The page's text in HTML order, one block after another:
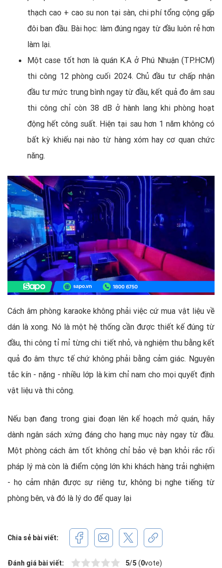
thạch cao + cao su non tại sàn, chi phí tổng cộng gấp
đôi ban đầu. Bài học: làm đúng ngay từ đầu luôn rẻ hơn
làm lại.
Một case tốt hơn là quán K.A ở Phú Nhuận (TP.HCM)
thi công 12 phòng cuối 2024. Chủ đầu tư chấp nhận
đầu tư mức trung bình ngay từ đầu, kết quả đo âm sau
thi công chỉ còn 38 dB ở hành lang khi phòng hoạt
động hết công suất. Hiện tại sau hơn 1 năm không có
bất kỳ khiếu nại nào từ hàng xóm hay cơ quan chức
năng.
Cách âm phòng karaoke không phải việc cứ mua vật liệu về
dán là xong. Nó là một hệ thống cần được thiết kế đúng từ
đầu, thi công tỉ mỉ từng chi tiết nhỏ, và nghiệm thu bằng kết
quả đo âm thực tế chứ không phải bằng cảm giác. Nguyên
tắc kín - nặng - nhiều lớp là kim chỉ nam cho mọi quyết định
vật liệu và thi công.
Nếu bạn đang trong giai đoạn lên kế hoạch mở quán, hãy
dành ngân sách xứng đáng cho hạng mục này ngay từ đầu.
Một phòng cách âm tốt không chỉ bảo vệ bạn khỏi rắc rối
pháp lý mà còn là điểm cộng lớn khi khách hàng trải nghiệm
- họ cảm nhận được sự riêng tư, không bị nghe tiếng từ
phòng bên, và đó là lý do để quay lại
Chia sẻ bài viết:
Đánh giá bài viết: 5/5 (0vote)